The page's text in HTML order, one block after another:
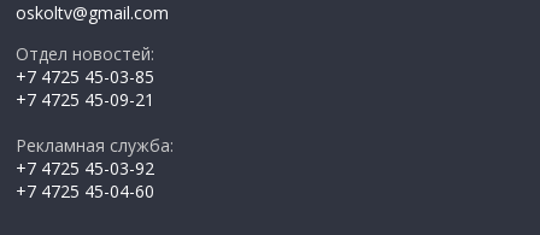
oskoltv@gmail.com
Отдел новостей:
+7 4725 45-03-85
+7 4725 45-09-21
Рекламная служба:
+7 4725 45-03-92
+7 4725 45-04-60